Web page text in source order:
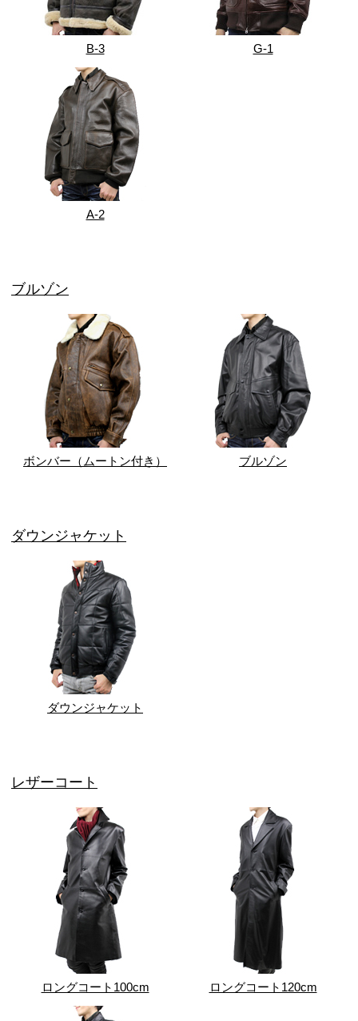
B-3 G-1
A-2
ブルゾン
ボンバー（ムートン付き） ブルゾン
ダウンジャケット
ダウンジャケット
レザーコート
ロングコート100cm ロングコート120cm